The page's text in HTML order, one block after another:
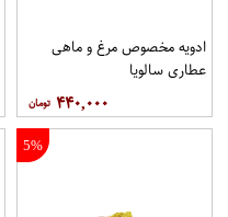
ادویه مخصوص مرغ و ماهی
عطاری سالویا
۴۴۰,۰۰۰
5%